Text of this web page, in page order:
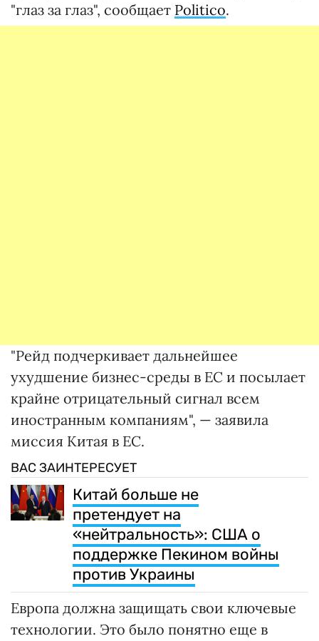
"глаз за глаз", сообщает Politico.
"Рейд подчеркивает дальнейшее
ухудшение бизнес-среды в ЕС и посылает
крайне отрицательный сигнал всем
иностранным компаниям", — заявила
миссия Китая в ЕС.
ВАС ЗАИНТЕРЕСУЕТ
Китай больше не
претендует на
«нейтральность»: США о
поддержке Пекином войны
против Украины
Европа должна защищать свои ключевые
технологии. Это было понятно еще в